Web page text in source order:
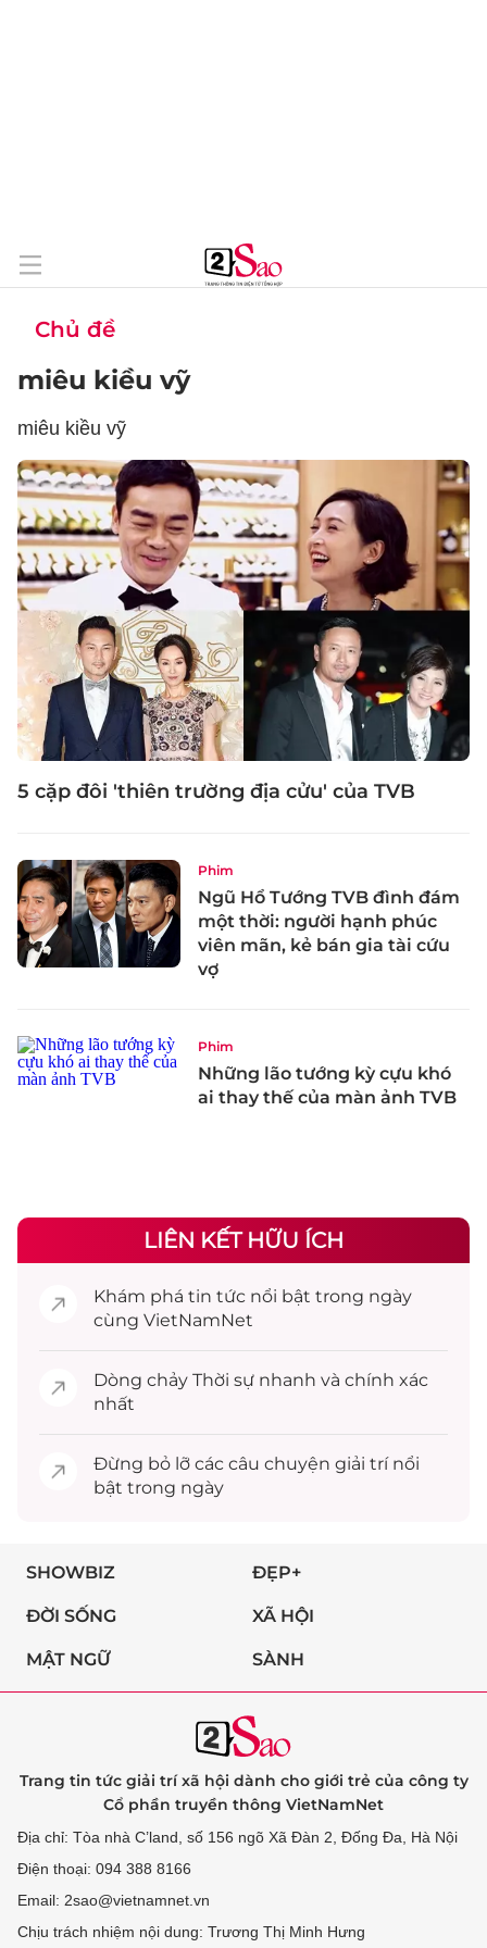
Chủ đề
miêu kiều vỹ
miêu kiều vỹ
5 cặp đôi 'thiên trường địa cửu' của TVB
Phim
Ngũ Hổ Tướng TVB đình đám
một thời: người hạnh phúc
viên mãn, kẻ bán gia tài cứu
vợ
Phim
Những lão tướng kỳ cựu khó
ai thay thế của màn ảnh TVB
LIÊN KẾT HỮU ÍCH
Khám phá tin tức nổi bật trong ngày
cùng VietNamNet
Dòng chảy Thời sự nhanh và chính xác
nhất
Đừng bỏ lỡ các câu chuyện giải trínổi
bật trong ngày
SHOWBIZ ĐẸP+
ĐỜI SỐNG XÃ HỘI
MẬT NGỮ SÀNH
Trang tin tức giải trí xã hội dành cho giới trẻ của công ty
Cổ phần truyền thông VietNamNet
Địa chỉ: Tòa nhà C’land, số 156 ngõ Xã Đàn 2, Đống Đa, Hà Nội
Điện thoại: 094 388 8166
Email: 2sao@vietnamnet.vn
Chịu trách nhiệm nội dung: Trương Thị Minh Hưng